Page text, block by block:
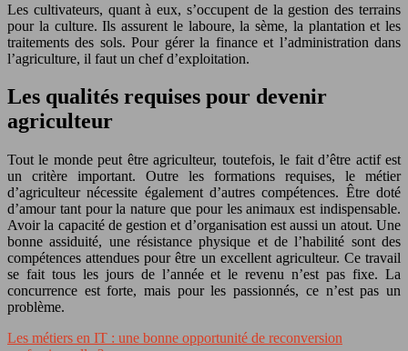
Les cultivateurs, quant à eux, s’occupent de la gestion des terrains
pour la culture. Ils assurent le laboure, la sème, la plantation et les
traitements des sols. Pour gérer la finance et l’administration dans
l’agriculture, il faut un chef d’exploitation.
Les qualités requises pour devenir
agriculteur
Tout le monde peut être agriculteur, toutefois, le fait d’être actif est
un critère important. Outre les formations requises, le métier
d’agriculteur nécessite également d’autres compétences. Être doté
d’amour tant pour la nature que pour les animaux est indispensable.
Avoir la capacité de gestion et d’organisation est aussi un atout. Une
bonne assiduité, une résistance physique et de l’habilité sont des
compétences attendues pour être un excellent agriculteur. Ce travail
se fait tous les jours de l’année et le revenu n’est pas fixe. La
concurrence est forte, mais pour les passionnés, ce n’est pas un
problème.
Les métiers en IT : une bonne opportunité de reconversion